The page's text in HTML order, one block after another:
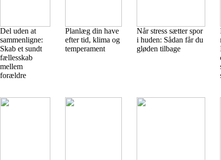
Del uden at
sammenligne:
Skab et sundt
fællesskab
mellem
forældre
Planlæg din have
efter tid, klima og
temperament
Når stress sætter spor
i huden: Sådan får du
gløden tilbage